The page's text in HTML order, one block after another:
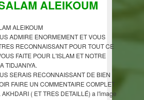
ALEIKOUM
ALEIKOUM
ADMIRE ENORMEMENT ET VOUS
RECONNAISSANT POUR TOUT CE
FAITE POUR L'ISLAM ET NOTRE
TIDJANIYA.
SERAIS RECONNAISSANT DE BIEN
FAIRE UN COMMENTAIRE COMPLET
AKHDARI ( ET TRES DETAILLÉ) a l'image